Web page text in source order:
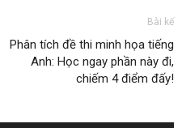
Bài kế
Phân tích đề thi minh họa tiếng
Anh: Học ngay phần này đi,
chiếm 4 điểm đấy!